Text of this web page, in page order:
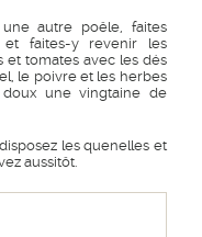
autre poêle, faites
faites-y revenir les
et tomates avec les dés
le poivre et les herbes
une vingtaine de
les quenelles et
aussitôt.